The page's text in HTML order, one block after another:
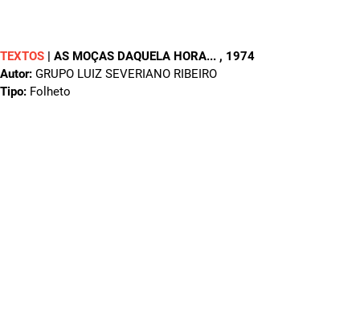
TEXTOS | AS MOÇAS DAQUELA HORA... , 1974
Autor: GRUPO LUIZ SEVERIANO RIBEIRO
Tipo: Folheto